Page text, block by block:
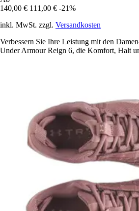
140,00 € 111,00 € -21%
inkl. MwSt. zzgl. Versandkosten
Verbessern Sie Ihre Leistung mit den
Under Armour Reign 6, die Komfort, Halt